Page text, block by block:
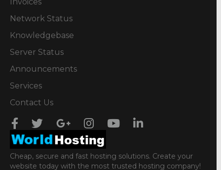
Network Status
Knowledgebase
Server Status
Announcements
Services
Contact Us
Cheap, secure and fast hosting solutions. Create your
website today with the most trusted hosting company!